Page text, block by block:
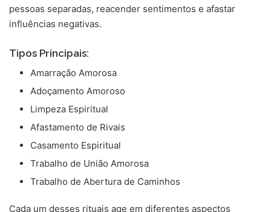
pessoas separadas, reacender sentimentos e afastar
influências negativas.
Tipos Principais:
Amarração Amorosa
Adoçamento Amoroso
Limpeza Espiritual
Afastamento de Rivais
Casamento Espiritual
Trabalho de União Amorosa
Trabalho de Abertura de Caminhos
Cada um desses rituais age em diferentes aspectos